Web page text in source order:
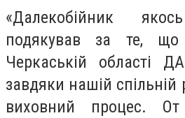
«Далекобійник
подякував за те,
Черкаській області
завдяки нашій спільній
виховний процес.